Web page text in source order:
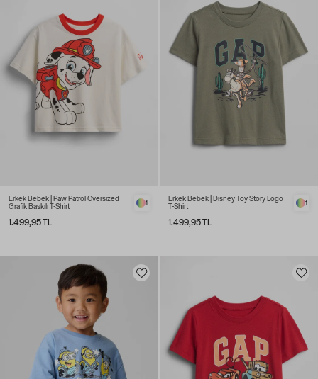
Erkek Bebek | Paw Patrol Oversized
Grafik Baskılı T-Shirt
1.499,95 TL
1
Erkek Bebek | Disney Toy Story Logo
T-Shirt
1.499,95 TL
1